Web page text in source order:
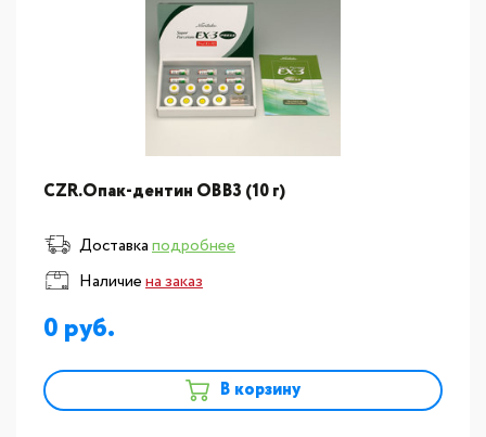
CZR.Опак-дентин ОВB3 (10 г)
Доставкаподробнее
Наличиена заказ
0
В корзину